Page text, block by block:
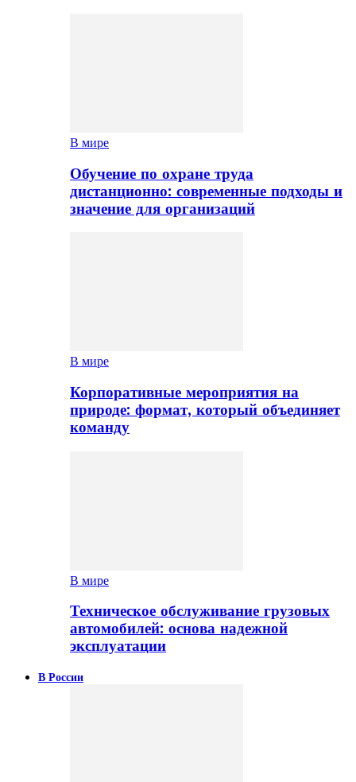
В мире
Обучение по охране труда
дистанционно: современные подходы и
значение для организаций
В мире
Корпоративные мероприятия на
природе: формат, который объединяет
команду
В мире
Техническое обслуживание грузовых
автомобилей: основа надежной
эксплуатации
В России